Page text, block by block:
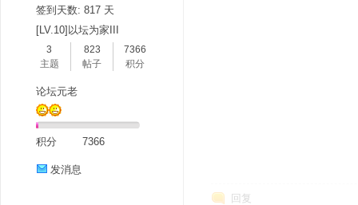
签到天数: 817 天
[LV.10]以坛为家III
3
主题
823
帖子
7366
积分
论坛元老
积分 7366
发消息
回复